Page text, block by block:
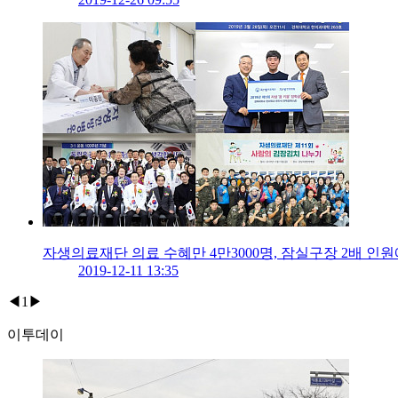
자생의료재단 의료 수혜만 4만3000명, 잠실구장 2배 인
2019-12-11 13:35
◀ 1 ▶
이투데이